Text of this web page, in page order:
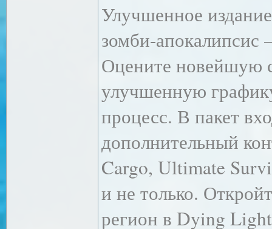
Улучшенное
зомби-апокалипсис
Оцените новейшую
улучшенную
процесс. В пакет
дополнительный
Cargo, Ultimate
и не только.
регион в Dying